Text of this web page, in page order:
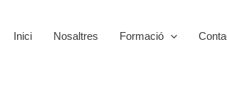
Inici Nosaltres Formació